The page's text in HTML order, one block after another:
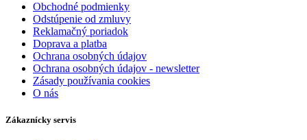
Obchodné podmienky
Odstúpenie od zmluvy
Reklamačný poriadok
Doprava a platba
Ochrana osobných údajov
Ochrana osobných údajov - newsletter
Zásady používania cookies
O nás
Zákaznícky servis